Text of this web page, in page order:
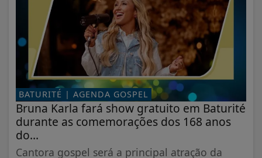
BATURITÉ | AGENDA GOSPEL
Bruna Karla fará show gratuito em Baturité
durante as comemorações dos 168 anos
do...
Cantora gospel será a principal atração da